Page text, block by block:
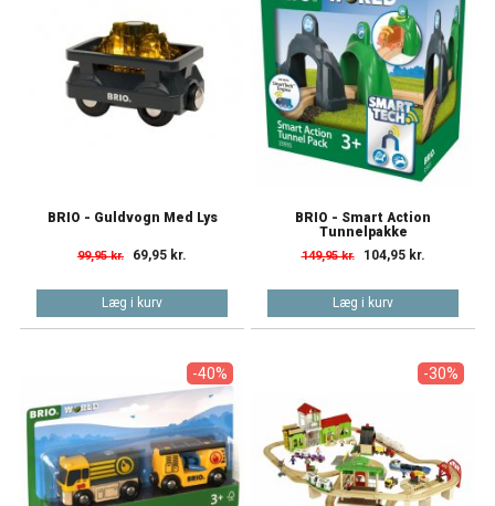
BRIO - Guldvogn Med Lys
99,95 kr. 69,95 kr.
Læg i kurv
BRIO - Smart Action
Tunnelpakke
149,95 kr. 104,95 kr.
Læg i kurv
-40% -30%